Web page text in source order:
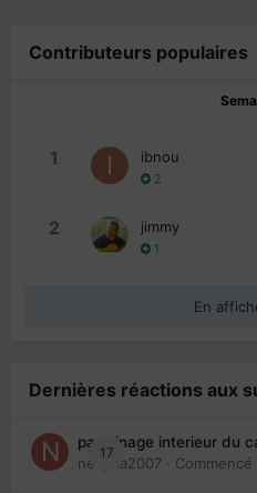
Contributeurs populaires
1 ibnou
2
2 jimmy
1
En
Dernières réactions aux
17
parrainage interieur du
nedjma2007 · Commencé